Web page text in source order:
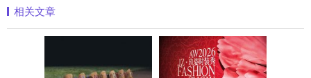
相关文章